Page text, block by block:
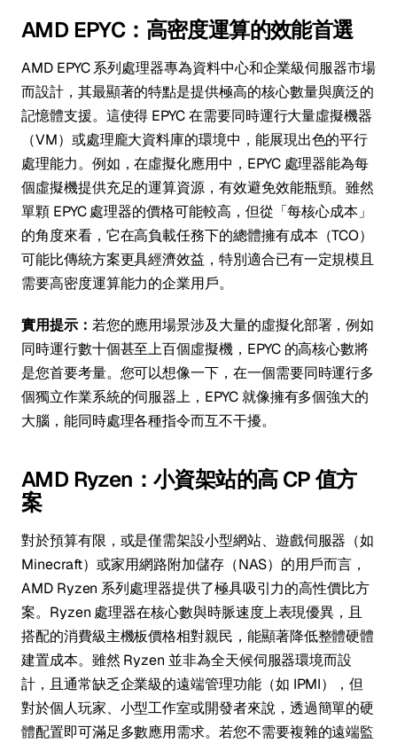
AMD EPYC：高密度運算的效能首選
AMD EPYC 系列處理器專為資料中心和企業級伺服器市場
而設計，其最顯著的特點是提供極高的核心數量與廣泛的
記憶體支援。這使得 EPYC 在需要同時運行大量虛擬機器
（VM）或處理龐大資料庫的環境中，能展現出色的平行
處理能力。例如，在虛擬化應用中，EPYC 處理器能為每
個虛擬機提供充足的運算資源，有效避免效能瓶頸。雖然
單顆 EPYC 處理器的價格可能較高，但從「每核心成本」
的角度來看，它在高負載任務下的總體擁有成本（TCO）
可能比傳統方案更具經濟效益，特別適合已有一定規模且
需要高密度運算能力的企業用戶。
實用提示： 若您的應用場景涉及大量的虛擬化部署，例如
同時運行數十個甚至上百個虛擬機，EPYC 的高核心數將
是您首要考量。您可以想像一下，在一個需要同時運行多
個獨立作業系統的伺服器上，EPYC 就像擁有多個強大的
大腦，能同時處理各種指令而互不干擾。
AMD Ryzen：小資架站的高 CP 值方
案
對於預算有限，或是僅需架設小型網站、遊戲伺服器（如
Minecraft）或家用網路附加儲存（NAS）的用戶而言，
AMD Ryzen 系列處理器提供了極具吸引力的高性價比方
案。Ryzen 處理器在核心數與時脈速度上表現優異，且
搭配的消費級主機板價格相對親民，能顯著降低整體硬體
建置成本。雖然 Ryzen 並非為全天候伺服器環境而設
計，且通常缺乏企業級的遠端管理功能（如 IPMI），但
對於個人玩家、小型工作室或開發者來說，透過簡單的硬
體配置即可滿足多數應用需求。若您不需要複雜的遠端監